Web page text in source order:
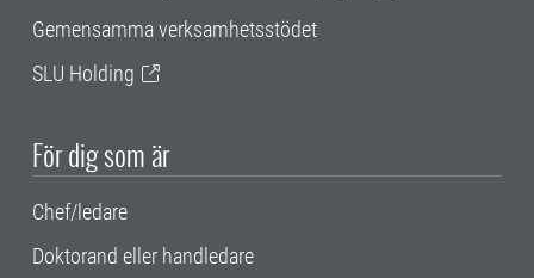
Gemensamma verksamhetsstödet
SLU Holding
För dig som är
Chef/ledare
Doktorand eller handledare